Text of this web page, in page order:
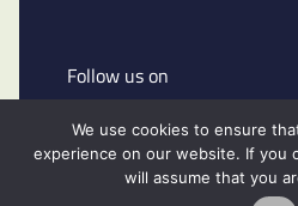
Follow us on
We use cookies to ensure
experience on our website. If you
will assume that you